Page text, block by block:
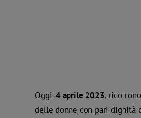
Oggi, 4 aprile 2023, ricorrono
delle donne con pari